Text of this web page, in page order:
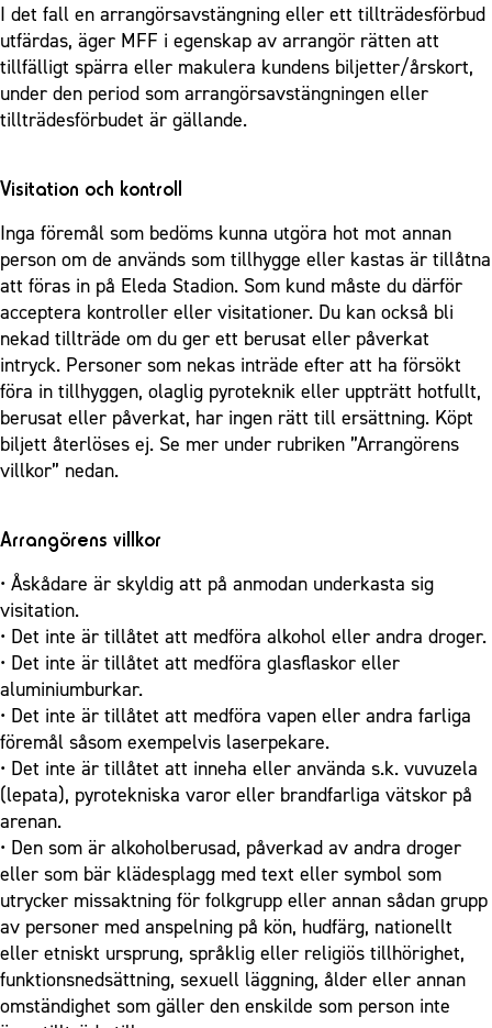
I det fall en arrangörsavstängning eller ett tillträdesförbud
utfärdas, äger MFF i egenskap av arrangör rätten att
tillfälligt spärra eller makulera kundens biljetter/årskort,
under den period som arrangörsavstängningen eller
tillträdesförbudet är gällande.
Visitation och kontroll
Inga föremål som bedöms kunna utgöra hot mot annan
person om de används som tillhygge eller kastas är tillåtna
att föras in på Eleda Stadion. Som kund måste du därför
acceptera kontroller eller visitationer. Du kan också bli
nekad tillträde om du ger ett berusat eller påverkat
intryck. Personer som nekas inträde efter att ha försökt
föra in tillhyggen, olaglig pyroteknik eller uppträtt hotfullt,
berusat eller påverkat, har ingen rätt till ersättning. Köpt
biljett återlöses ej. Se mer under rubriken ”Arrangörens
villkor” nedan.
Arrangörens villkor
• Åskådare är skyldig att på anmodan underkasta sig
visitation.
• Det inte är tillåtet att medföra alkohol eller andra droger.
• Det inte är tillåtet att medföra glasflaskor eller
aluminiumburkar.
• Det inte är tillåtet att medföra vapen eller andra farliga
föremål såsom exempelvis laserpekare.
• Det inte är tillåtet att inneha eller använda s.k. vuvuzela
(lepata), pyrotekniska varor eller brandfarliga vätskor på
arenan.
• Den som är alkoholberusad, påverkad av andra droger
eller som bär klädesplagg med text eller symbol som
utrycker missaktning för folkgrupp eller annan sådan grupp
av personer med anspelning på kön, hudfärg, nationellt
eller etniskt ursprung, språklig eller religiös tillhörighet,
funktionsnedsättning, sexuell läggning, ålder eller annan
omständighet som gäller den enskilde som person inte